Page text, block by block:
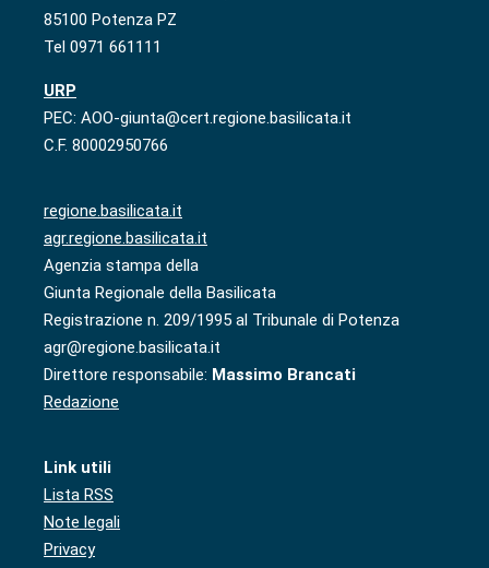
85100 Potenza PZ
Tel 0971 661111
URP
PEC: AOO-giunta@cert.regione.basilicata.it
C.F. 80002950766
regione.basilicata.it
agr.regione.basilicata.it
Agenzia stampa della
Giunta Regionale della Basilicata
Registrazione n. 209/1995 al Tribunale di Potenza
agr@regione.basilicata.it
Direttore responsabile: Massimo Brancati
Redazione
Link utili
Lista RSS
Note legali
Privacy